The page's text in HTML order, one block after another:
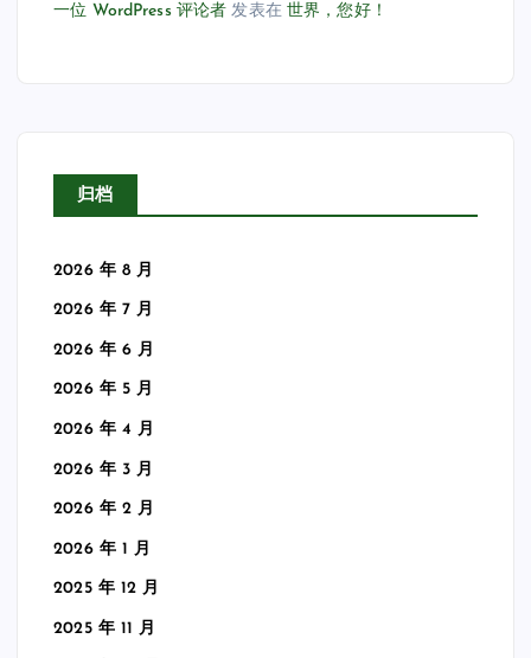
一位 WordPress 评论者 发表在世界，您好！
归档
2026 年 8 月
2026 年 7 月
2026 年 6 月
2026 年 5 月
2026 年 4 月
2026 年 3 月
2026 年 2 月
2026 年 1 月
2025 年 12 月
2025 年 11 月